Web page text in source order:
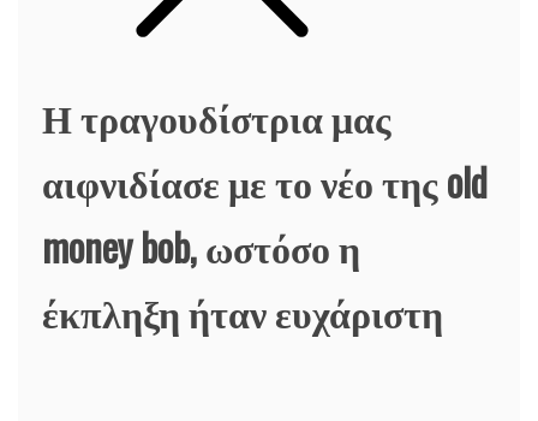
Η τραγουδίστρια μας
αιφνιδίασε με το νέο της old
money bob, ωστόσο η
έκπληξη ήταν ευχάριστη